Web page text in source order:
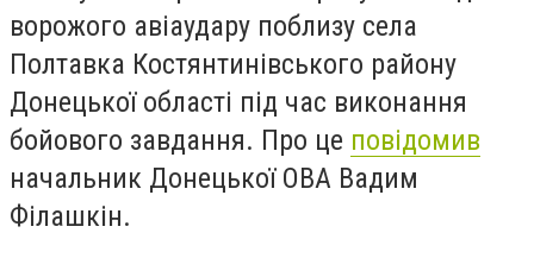
ворожого авіаудару поблизу села
Полтавка Костянтинівського району
Донецької області під час виконання
бойового завдання. Про це повідомив
начальник Донецької ОВА Вадим
Філашкін.